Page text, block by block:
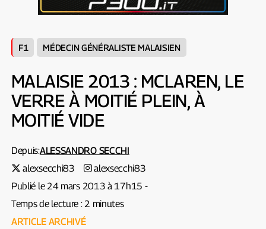
F1 MÉDECIN GÉNÉRALISTE MALAISIEN
MALAISIE 2013 : MCLAREN, LE
VERRE À MOITIÉ PLEIN, À
MOITIÉ VIDE
Depuis:ALESSANDRO SECCHI
alexsecchi83
alexsecchi83
Publié le 24 mars 2013 à 17h15 -
Temps de lecture : 2 minutes
ARTICLE ARCHIVÉ